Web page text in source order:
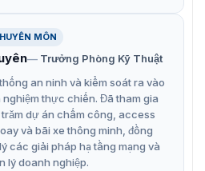
khuôn mặt DS-K1T607T có dung
lượng lớn
thiết bị
MÔN
Trưởng Phòng Kỹ Thuật
an ninh và kiểm soát ra vào
nghiệm thực chiến. Đã tham gia
dự án chấm công, access
và bãi xe thông minh, đồng
các giải pháp hạ tầng mạng và
lý doanh nghiệp.